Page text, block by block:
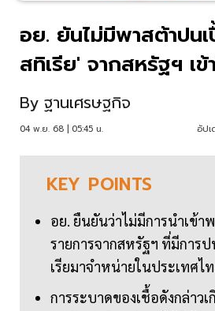
อย. ยันไม่มีพาสต้าปน
สทิเรีย' จากสหรัฐฯ เข้
By ฐานเศรษฐกิจ
04 พ.ย. 68 | 05:45 น. อัป
KEY POINTS
อย. ยืนยันว่าไม่มีการนำเข้
รายการจากสหรัฐฯ ที่มีการ
เรียมาจำหน่ายในประเทศไ
การระบาดของเชื้อดังกล่าว